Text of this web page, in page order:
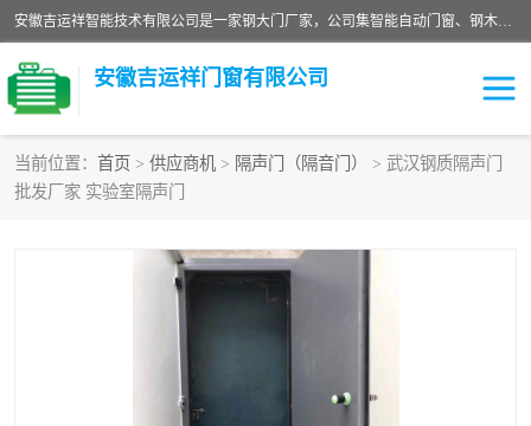
安徽吉运祥智能技术有限公司是一家钢大门厂家，公司集智能自动门窗、钢木门、特种门窗、工业门窗、图集门窗、定制门窗、非标门窗等通道产品的研发设计、制作、安装于一体的综合性、性高新技术企业。
安徽吉运祥门窗有限公司
当前位置： 首页 > 供应商机 > 隔声门（隔音门）
> 武汉钢质隔声门
批发厂家 实验室隔声门
保温门
变压器室门窗